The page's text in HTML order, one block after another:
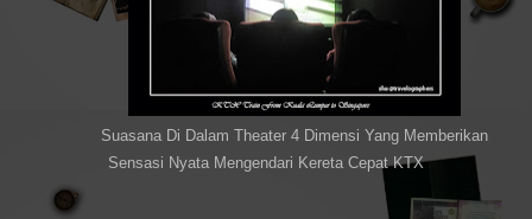
Suasana Di Dalam Theater 4 Dimensi Yang Memberikan
Sensasi Nyata Mengendari Kereta Cepat KTX